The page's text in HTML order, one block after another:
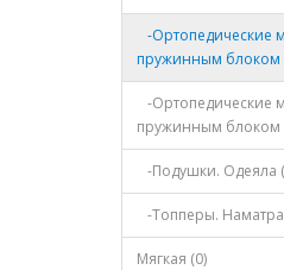
-Ортопедические
пружинным блоком
-Ортопедические
пружинным блоком
-Подушки. Одеяла
-Топперы.
Мягкая (0)